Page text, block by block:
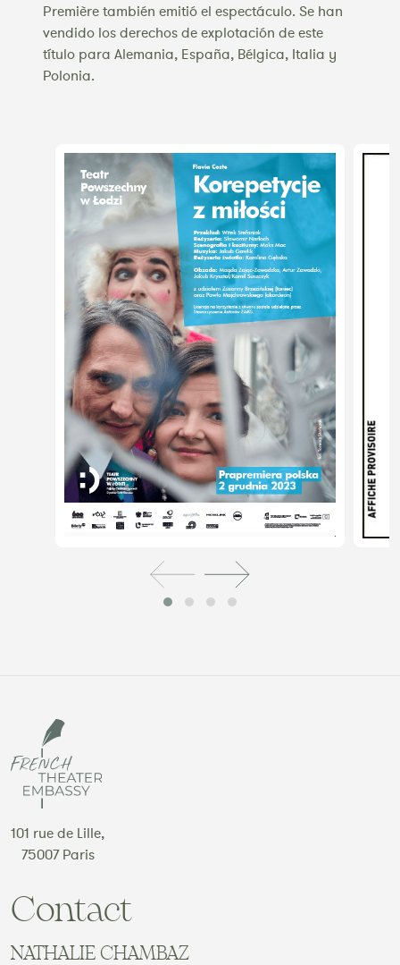
Première también emitió el espectáculo. Se han
vendido los derechos de explotación de este
título para Alemania, España, Bélgica, Italia y
Polonia.
101 rue de Lille,
75007 Paris
Contact
NATHALIE CHAMBAZ